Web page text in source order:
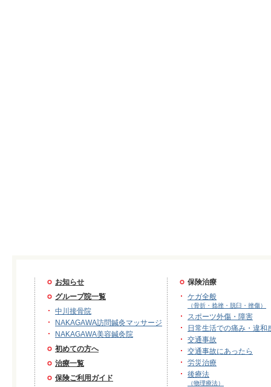
お知らせ
グループ院一覧
中川接骨院
NAKAGAWA訪問鍼灸マッサージ
NAKAGAWA美容鍼灸院
初めての方へ
治療一覧
保険ご利用ガイド
保険治療
ケガ全般
（骨折・捻挫・脱臼・挫傷）
スポーツ外傷・障害
日常生活での痛み・違和
交通事故
交通事故にあったら
労災治療
後療法
（物理療法）